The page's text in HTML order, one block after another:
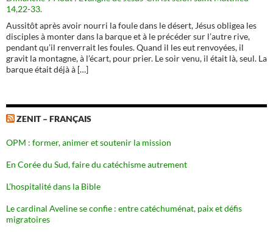
14,22-33.
Aussitôt après avoir nourri la foule dans le désert, Jésus obligea les
disciples à monter dans la barque et à le précéder sur l’autre rive,
pendant qu’il renverrait les foules. Quand il les eut renvoyées, il
gravit la montagne, à l’écart, pour prier. Le soir venu, il était là, seul. La
barque était déjà à […]
ZENIT – FRANÇAIS
OPM : former, animer et soutenir la mission
En Corée du Sud, faire du catéchisme autrement
L’hospitalité dans la Bible
Le cardinal Aveline se confie : entre catéchuménat, paix et défis
migratoires